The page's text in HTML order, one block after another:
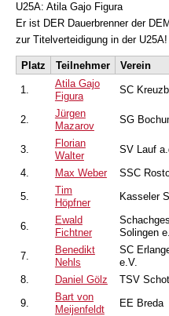
U25A: Atila Gajo Figura
Er ist DER Dauerbrenner der
zur Titelverteidigung in der U25A!
Platz Teilnehmer Verein
1.
Atila Gajo
Figura
SC
2.
Jürgen
Mazarov
SG
3.
Florian
Walter
SV Lauf
4.
Max Weber SSC
5.
Tim
Höpfner
Kasseler
6.
Ewald
Fichtner
Solingen
7.
Benedikt
Nehls
SC
e.V.
8.
Daniel Gölz TSV
9.
Bart von
Meijenfeldt
EE Breda